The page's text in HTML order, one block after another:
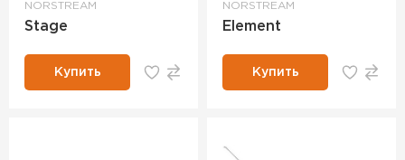
NORSTREAM
Stage
Купить
NORSTREAM
Element
Купить